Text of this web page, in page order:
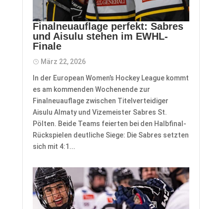
Finalneuauflage perfekt: Sabres
und Aisulu stehen im EWHL-
Finale
März 22, 2026
In der European Women’s Hockey League kommt
es am kommenden Wochenende zur
Finalneuauflage zwischen Titelverteidiger
Aisulu Almaty und Vizemeister Sabres St.
Pölten. Beide Teams feierten bei den Halbfinal-
Rückspielen deutliche Siege: Die Sabres setzten
sich mit 4:1...